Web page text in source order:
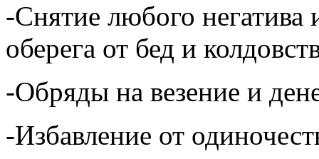
-Снятие любого негатива
оберега от бед и
-Обряды на везение и
-Избавление от